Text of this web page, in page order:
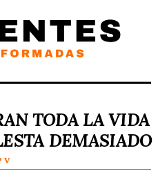
TODA LA VIDA
DEMASIADO
V